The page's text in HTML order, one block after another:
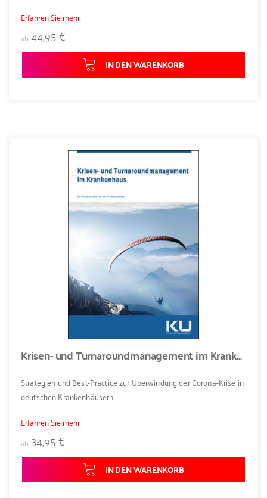
Erfahren Sie mehr
ab44,95 €
IN DEN WARENKORB
Krisen- und Turnaroundmanagement im Krankenhaus
Strategien und Best-Practice zur Überwindung der Corona-Krise in
deutschen Krankenhäusern
Erfahren Sie mehr
ab 34,95 €
IN DEN WARENKORB